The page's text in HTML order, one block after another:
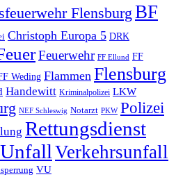
Flensburg BF
Christoph Europa 5 DRK
Feuerwehr FF Ellund FF
Weding Flammen Flensburg
Handewitt Kriminalpolizei LKW
NEF Schleswig Notarzt PKW Polizei
Rettungsdienst
Unfall Verkehrsunfall
VU